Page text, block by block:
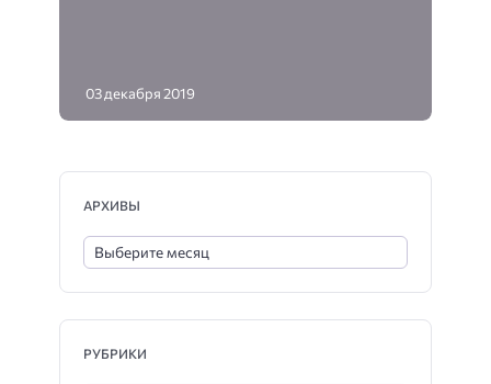
03 декабря 2019
АРХИВЫ
РУБРИКИ